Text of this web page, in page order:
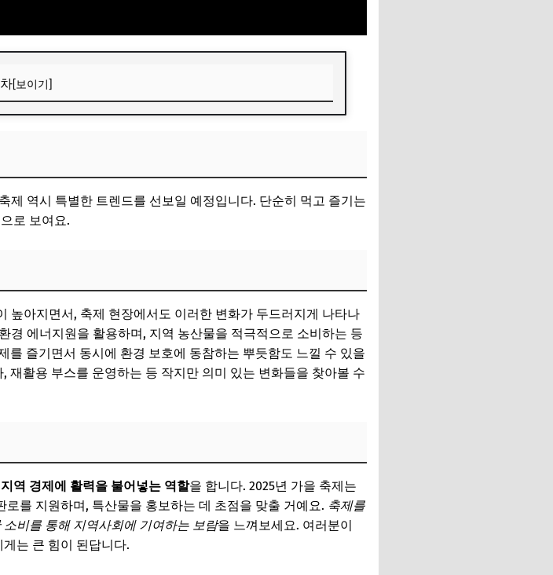
[보이기]
연
제 역시 특별한 트렌드를 선보일 예정입니다. 단순히 먹고 즐기는
로 보여요.
높아지면서, 축제 현장에서도 이러한 변화가 두드러지게 나타나
경 에너지원을 활용하며, 지역 농산물을 적극적으로 소비하는 등
를 즐기면서 동시에 환경 보호에 동참하는 뿌듯함도 느낄 수 있을
재활용 부스를 운영하는 등 작지만 의미 있는 변화들을 찾아볼 수
지역 경제에 활력을 불어넣는 역할을 합니다. 2025년 가을 축제는
를 지원하며, 특산물을 홍보하는 데 초점을 맞출 거예요. 축제를
비를 통해 지역사회에 기여하는 보람을 느껴보세요. 여러분이
는 큰 힘이 된답니다.